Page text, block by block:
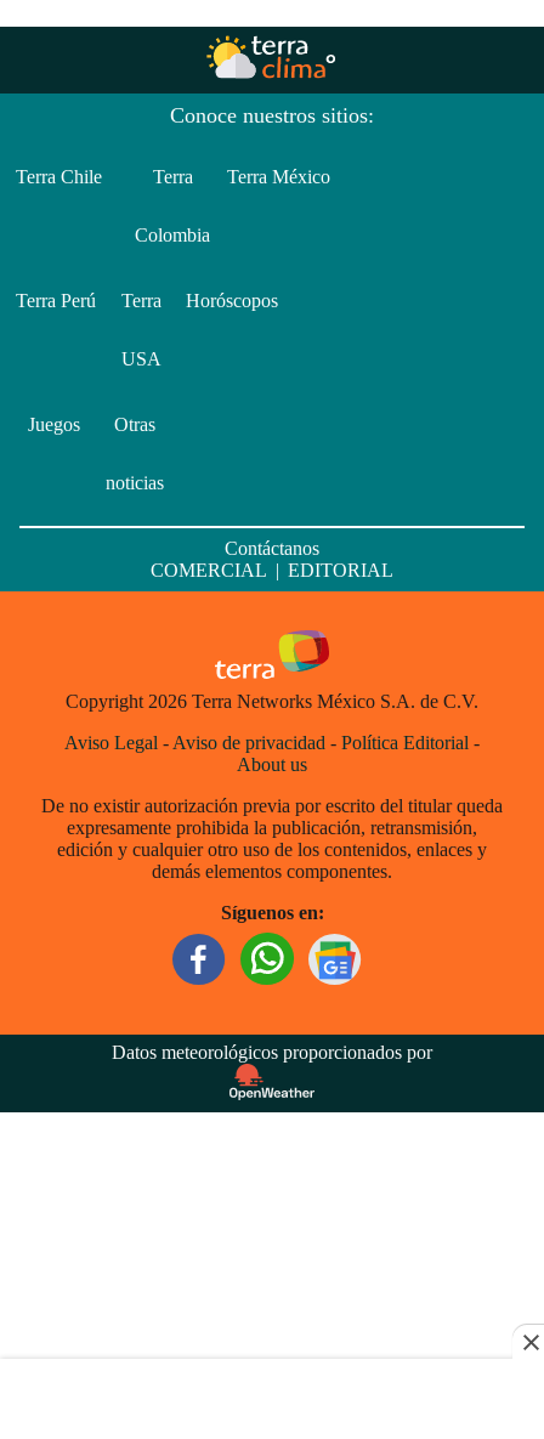
Conoce nuestros sitios:
Terra Chile Terra
Colombia
Terra México
Terra Perú Terra
USA
Horóscopos
Juegos Otras
noticias
Contáctanos
COMERCIAL | EDITORIAL
Copyright 2026 Terra Networks México S.A. de C.V.
Aviso Legal - Aviso de privacidad - Política Editorial -
About us
De no existir autorización previa por escrito del titular queda
expresamente prohibida la publicación, retransmisión,
edición y cualquier otro uso de los contenidos, enlaces y
demás elementos componentes.
Síguenos en:
Datos meteorológicos proporcionados por